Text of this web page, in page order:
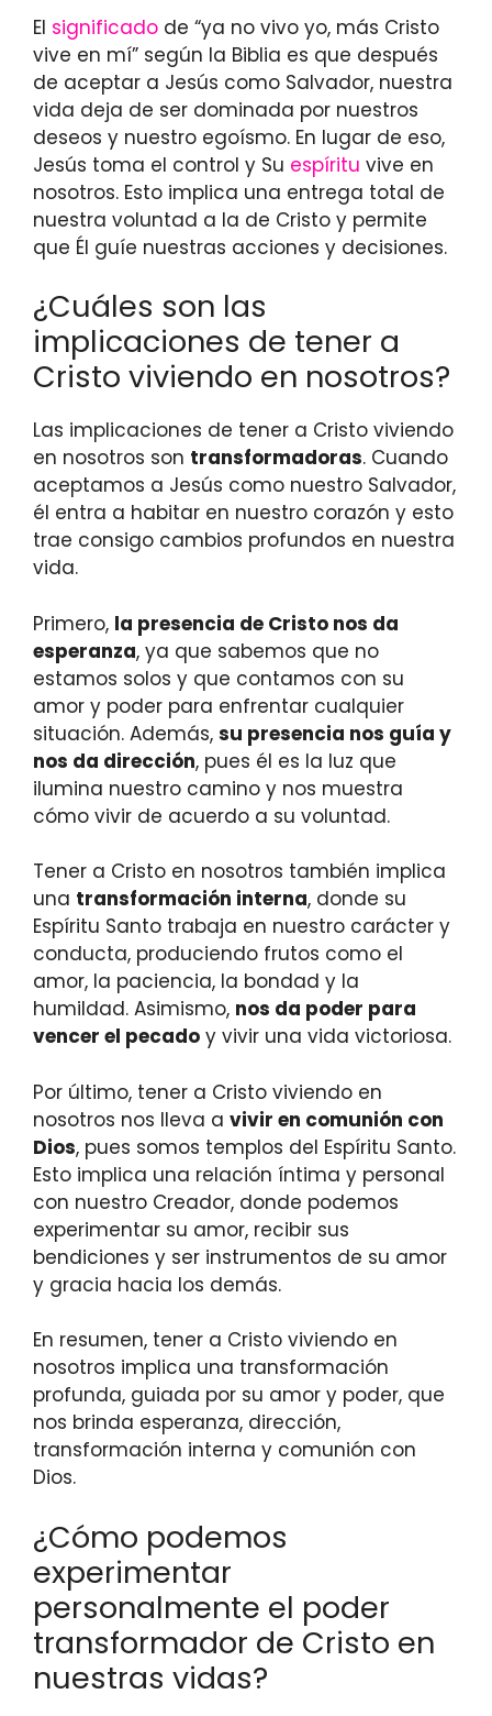
El significado de “ya no vivo yo, más Cristo
vive en mí” según la Biblia es que después
de aceptar a Jesús como Salvador, nuestra
vida deja de ser dominada por nuestros
deseos y nuestro egoísmo. En lugar de eso,
Jesús toma el control y Su espíritu vive en
nosotros. Esto implica una entrega total de
nuestra voluntad a la de Cristo y permite
que Él guíe nuestras acciones y decisiones.
¿Cuáles son las
implicaciones de tener a
Cristo viviendo en nosotros?
Las implicaciones de tener a Cristo viviendo
en nosotros son transformadoras. Cuando
aceptamos a Jesús como nuestro Salvador,
él entra a habitar en nuestro corazón y esto
trae consigo cambios profundos en nuestra
vida.
Primero, la presencia de Cristo nos da
esperanza, ya que sabemos que no
estamos solos y que contamos con su
amor y poder para enfrentar cualquier
situación. Además, su presencia nos guía y
nos da dirección, pues él es la luz que
ilumina nuestro camino y nos muestra
cómo vivir de acuerdo a su voluntad.
Tener a Cristo en nosotros también implica
una transformación interna, donde su
Espíritu Santo trabaja en nuestro carácter y
conducta, produciendo frutos como el
amor, la paciencia, la bondad y la
humildad. Asimismo, nos da poder para
vencer el pecado y vivir una vida victoriosa.
Por último, tener a Cristo viviendo en
nosotros nos lleva a vivir en comunión con
Dios, pues somos templos del Espíritu Santo.
Esto implica una relación íntima y personal
con nuestro Creador, donde podemos
experimentar su amor, recibir sus
bendiciones y ser instrumentos de su amor
y gracia hacia los demás.
En resumen, tener a Cristo viviendo en
nosotros implica una transformación
profunda, guiada por su amor y poder, que
nos brinda esperanza, dirección,
transformación interna y comunión con
Dios.
¿Cómo podemos
experimentar
personalmente el poder
transformador de Cristo en
nuestras vidas?